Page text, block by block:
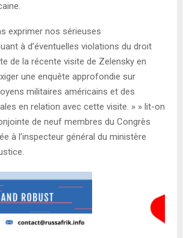
exprimer nos sérieuses
à d’éventuelles violations du droit
de la récente visite de Zelensky en
une enquête approfondie sur
militaires américains et des
en relation avec cette visite. » » lit-on
de neuf membres du Congrès
à l’inspecteur général du ministère